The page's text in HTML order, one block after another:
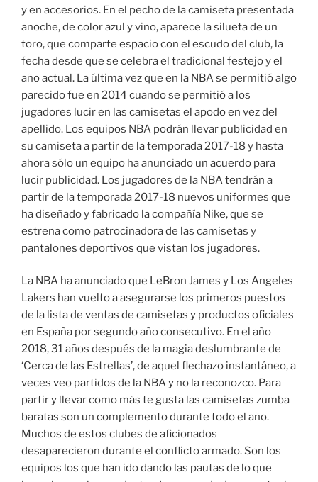
y en accesorios. En el pecho de la camiseta presentada
anoche, de color azul y vino, aparece la silueta de un
toro, que comparte espacio con el escudo del club, la
fecha desde que se celebra el tradicional festejo y el
año actual. La última vez que en la NBA se permitió algo
parecido fue en 2014 cuando se permitió a los
jugadores lucir en las camisetas el apodo en vez del
apellido. Los equipos NBA podrán llevar publicidad en
su camiseta a partir de la temporada 2017-18 y hasta
ahora sólo un equipo ha anunciado un acuerdo para
lucir publicidad. Los jugadores de la NBA tendrán a
partir de la temporada 2017-18 nuevos uniformes que
ha diseñado y fabricado la compañía Nike, que se
estrena como patrocinadora de las camisetas y
pantalones deportivos que vistan los jugadores.
La NBA ha anunciado que LeBron James y Los Angeles
Lakers han vuelto a asegurarse los primeros puestos
de la lista de ventas de camisetas y productos oficiales
en España por segundo año consecutivo. En el año
2018, 31 años después de la magia deslumbrante de
‘Cerca de las Estrellas’, de aquel flechazo instantáneo, a
veces veo partidos de la NBA y no la reconozco. Para
partir y llevar como más te gusta las camisetas zumba
baratas son un complemento durante todo el año.
Muchos de estos clubes de aficionados
desaparecieron durante el conflicto armado. Son los
equipos los que han ido dando las pautas de lo que